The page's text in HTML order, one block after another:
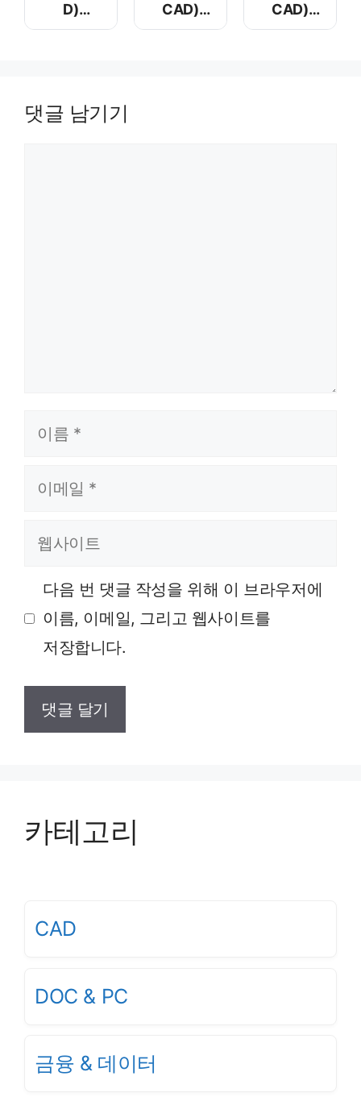
D)
챗gpt를
CAD)
떨어진 선
CAD)
치수 설정
댓글 남기기
이름
이메일
웹사이트
다음 번 댓글 작성을 위해 이 브라우저에
이름, 이메일, 그리고 웹사이트를
저장합니다.
카테고리
CAD
DOC & PC
금융 & 데이터